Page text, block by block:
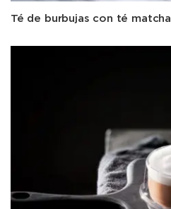
Té de burbujas con té matcha